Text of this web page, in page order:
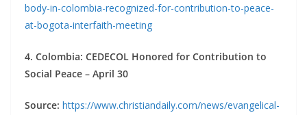
body-in-colombia-recognized-for-contribution-to-peace-
at-bogota-interfaith-meeting
4. Colombia: CEDECOL Honored for Contribution to
Social Peace – April 30
Source: https://www.christiandaily.com/news/evangelical-